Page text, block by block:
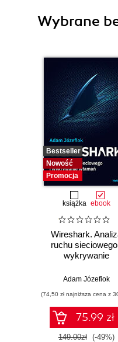
Wybrane
Bestseller
Nowość
Promocja
książka ebook
Wireshark.
ruchu
wykrywanie
Adam Józefiok
(74,50 zł najniższa cena z
75.99 zł
149.00zł (-49%)